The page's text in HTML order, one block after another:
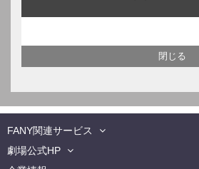
FANY関連サービス
劇場公式HP